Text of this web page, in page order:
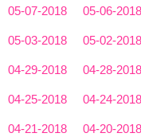
05-07-2018 05-06-2018
05-03-2018 05-02-2018
04-29-2018 04-28-2018
04-25-2018 04-24-2018
04-21-2018 04-20-2018